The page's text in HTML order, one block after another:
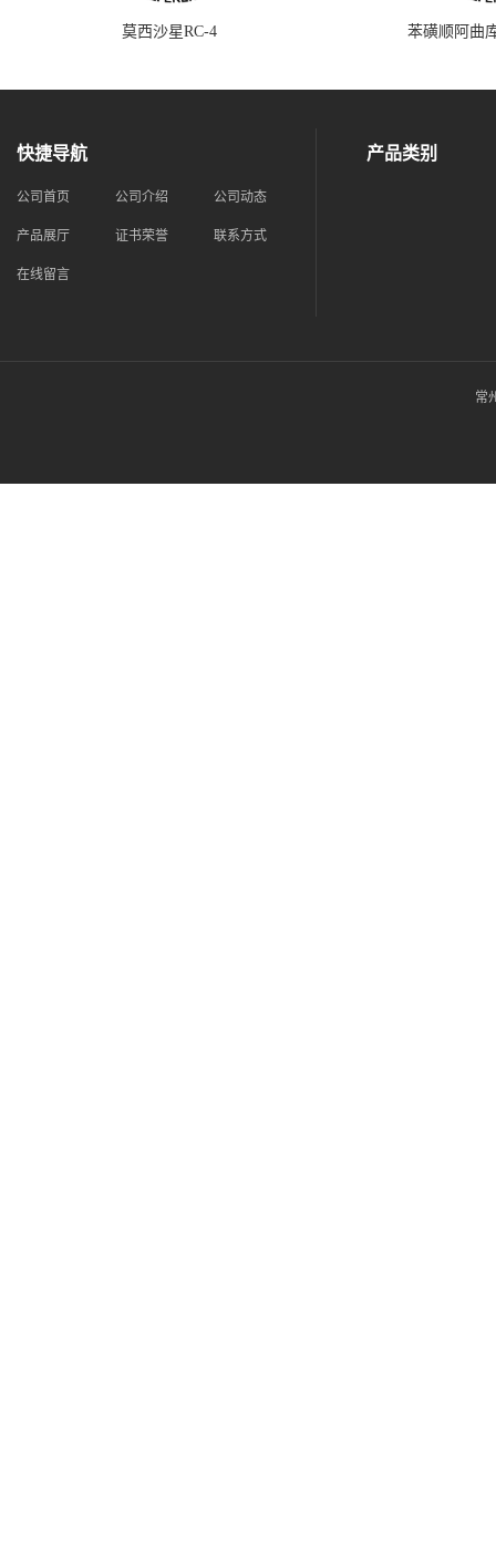
莫西沙星RC-4 苯磺顺阿曲
快捷导航
公司首页 公司介绍 公司动态
产品展厅 证书荣誉 联系方式
在线留言
产品类别
常